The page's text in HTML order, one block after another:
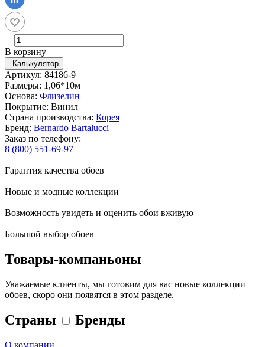
В корзину
Калькулятор
Артикул: 84186-9
Размеры: 1,06*10м
Основа: Флизелин
Покрытие: Винил
Страна производства: Корея
Бренд: Bernardo Bartalucci
Заказ по телефону:
8 (800) 551-69-97
Гарантия качества обоев
Новые и модные коллекции
Возможность увидеть и оценить обои вживую
Большой выбор обоев
Товары-компаньоны
Уважаемые клиенты, мы готовим для вас новые коллекции
обоев, скоро они появятся в этом разделе.
Страны Бренды
О компании